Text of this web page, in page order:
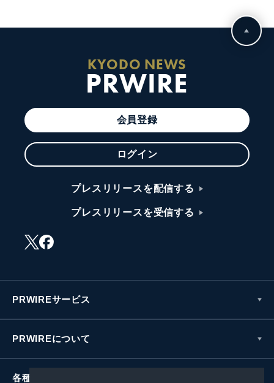
KYODO NEWS
PRWIRE
会員登録
ログイン
プレスリリースを配信する
プレスリリースを受信する
PRWIREサービス
PRWIREについて
各種お問い合わせ